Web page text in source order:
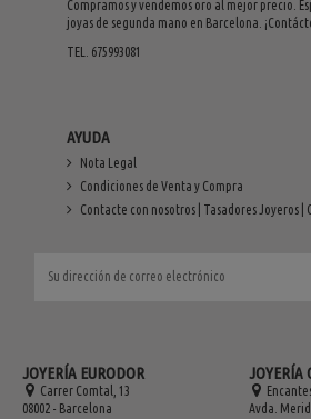
Compramos y vendemos oro al mejor precio.
joyas de segunda mano en Barcelona.
TEL. 675993081
AYUDA
Nota Legal
Condiciones de Venta y Compra
Contacte con nosotros | Tasadores Joyeros |
JOYERÍA EURODOR
Carrer Comtal, 13
08002 - Barcelona
JOYERÍA
Avda.